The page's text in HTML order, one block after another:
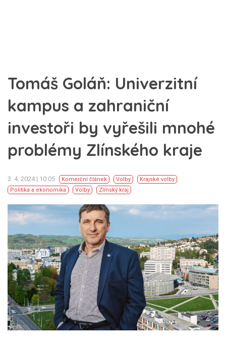
Tomáš Goláň: Univerzitní
kampus a zahraniční
investoři by vyřešili mnohé
problémy Zlínského kraje
3. 4. 2024 | 10:05 Komerční článek Volby
Krajské volby
Politika a ekonomika
Volby Zlínský kraj